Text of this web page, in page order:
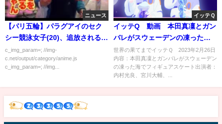
ニュース
【パリ五輪】パラグアイのセク
シー競泳女子(20)、追放されるｗ
ｗｗｗｗｗ
c_img_param=; //img-
c.net/output/category/anime.js
c_img_param=; //img...
イッテＱ
イッテQ 動画 本田真凜とガン
バレがスウェーデンの凍った海
でフィギュアスケート 3月5日
世界の果てまでイッテＱ 2023年2月26日
内容：本田真凜とガンバレがスウェーデン
の凍った海でフィギュアスケート出演者：
内村光良、宮川大輔、...